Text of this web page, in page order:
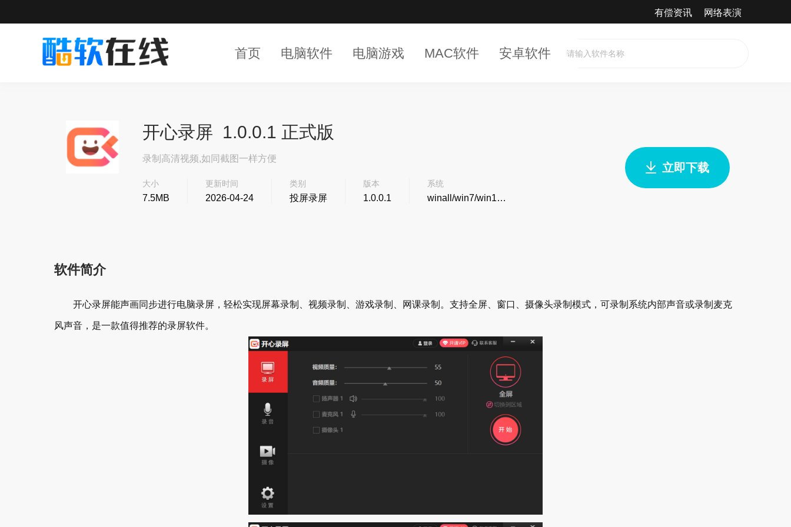
有偿资讯 网络表演
首页 电脑软件 电脑游戏 MAC软件 安卓软件
开心录屏 1.0.0.1 正式版
录制高清视频,如同截图一样方便
大小
7.5MB
更新时间
2026-04-24
类别
投屏录屏
版本
1.0.0.1
系统
winall/win7/win10/win11
立即下载
软件简介
开心录屏能声画同步进行电脑录屏，轻松实现屏幕录制、视频录制、游戏录制、网课录制。支持全屏、窗口、摄像头录制模式，可录制系统内部声音或录制麦克
风声音，是一款值得推荐的录屏软件。